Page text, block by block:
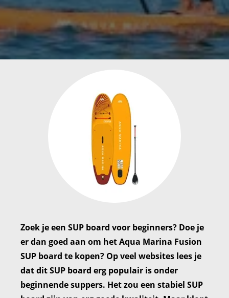
Zoek je een SUP board voor beginners? Doe je
er dan goed aan om het Aqua Marina Fusion
SUP board te kopen? Op veel websites lees je
dat dit SUP board erg populair is onder
beginnende suppers. Het zou een stabiel SUP